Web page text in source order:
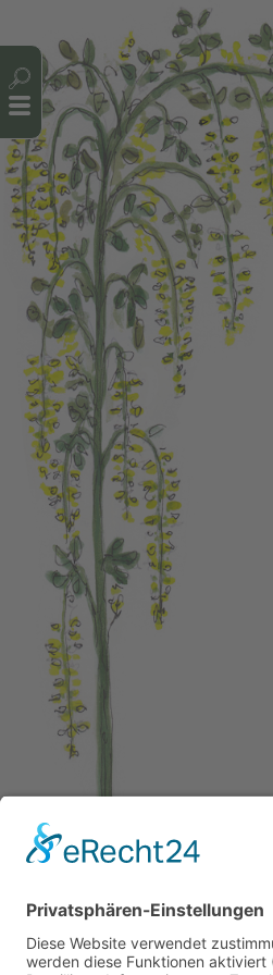
Cookie-Einstellungen